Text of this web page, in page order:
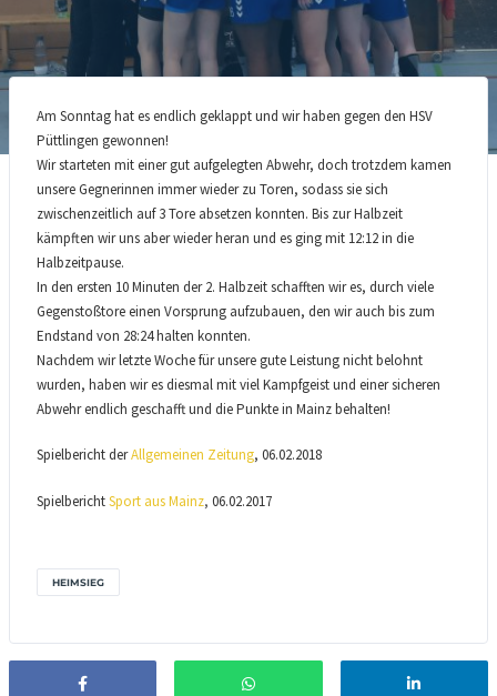
Am Sonntag hat es endlich geklappt und wir haben gegen den HSV
Püttlingen gewonnen!
Wir starteten mit einer gut aufgelegten Abwehr, doch trotzdem kamen
unsere Gegnerinnen immer wieder zu Toren, sodass sie sich
zwischenzeitlich auf 3 Tore absetzen konnten. Bis zur Halbzeit
kämpften wir uns aber wieder heran und es ging mit 12:12 in die
Halbzeitpause.
In den ersten 10 Minuten der 2. Halbzeit schafften wir es, durch viele
Gegenstoßtore einen Vorsprung aufzubauen, den wir auch bis zum
Endstand von 28:24 halten konnten.
Nachdem wir letzte Woche für unsere gute Leistung nicht belohnt
wurden, haben wir es diesmal mit viel Kampfgeist und einer sicheren
Abwehr endlich geschafft und die Punkte in Mainz behalten!
Spielbericht derAllgemeinen Zeitung, 06.02.2018
SpielberichtSport aus Mainz, 06.02.2017
HEIMSIEG